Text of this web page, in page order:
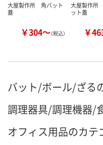
大屋製作所 角バット
蓋
￥304～（税込）
大屋製作所
ット蓋
￥
バット/ボール/ざる
調理器具/調理機器/
オフィス用品のカテ